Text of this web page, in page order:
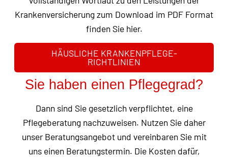
Krankenversicherung zum Download im PDF Format
finden Sie hier.
HÄUSLICHE KRANKENPFLEGE-
RICHTLINIEN
Sie haben einen Pflegegrad?
Dann sind Sie gesetzlich verpflichtet, eine
Pflegeberatung nachzuweisen. Nutzen Sie daher
unser Beratungsangebot und vereinbaren Sie mit
uns einen Beratungstermin. Die Kosten dafür,